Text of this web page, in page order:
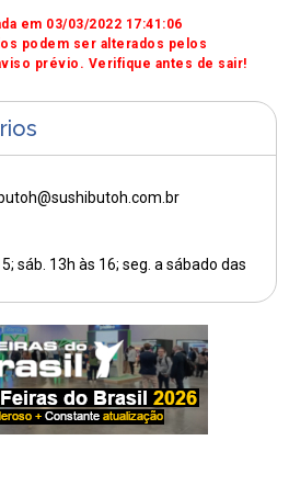
em 03/03/2022 17:41:06
podem ser alterados pelos
prévio. Verifique antes de sair!
butoh@sushibutoh.com.br
sáb. 13h às 16; seg. a sábado das